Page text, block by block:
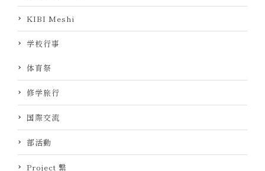
KIBI Meshi
学校行事
体育祭
修学旅行
国際交流
部活動
Project 繋